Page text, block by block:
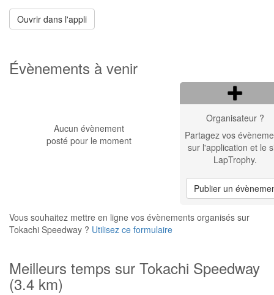
Ouvrir dans l'appli
Évènements à venir
Aucun évènement
posté pour le moment
Organisateur ?
Partagez vos
sur l'application et le
LapTrophy.
Publier un
Vous souhaitez mettre en ligne vos évènements organisés sur
Tokachi Speedway ? Utilisez ce formulaire
Meilleurs temps sur Tokachi Speedway
(3.4 km)